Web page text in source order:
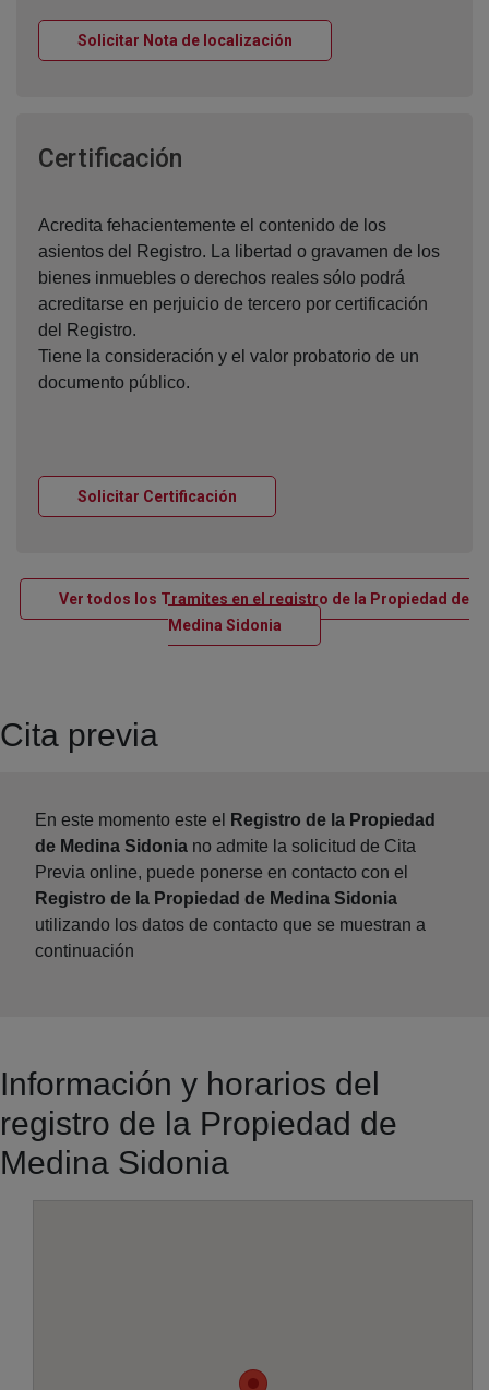
Solicitar Nota de localización
Certificación
Acredita fehacientemente el contenido de los
asientos del Registro. La libertad o gravamen de los
bienes inmuebles o derechos reales sólo podrá
acreditarse en perjuicio de tercero por certificación
del Registro.
Tiene la consideración y el valor probatorio de un
documento público.
Solicitar Certificación
Ver todos los Tramites en el registro de la Propiedad de
Medina Sidonia Ventana nueva
Cita previa
En este momento este el
Registro de la Propiedad
de Medina Sidonia no admite la solicitud de Cita
Previa online, puede ponerse en contacto con el
Registro de la Propiedad de Medina Sidonia
utilizando los datos de contacto que se muestran a
continuación
Información y horarios del
registro de la Propiedad de
Medina Sidonia